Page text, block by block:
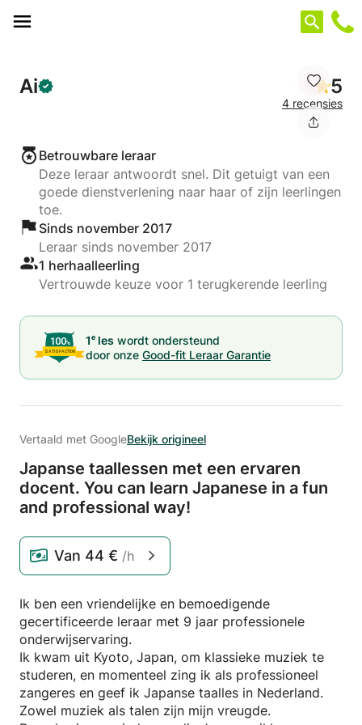
Ai 5
4 recensies
Betrouwbare leraar
Deze leraar antwoordt snel. Dit getuigt van een
goede dienstverlening naar haar of zijn leerlingen
toe.
Sinds november 2017
Leraar sinds november 2017
1 herhaalleerling
Vertrouwde keuze voor 1 terugkerende leerling
1e les wordt ondersteund
door onze Good-fit Leraar Garantie
Vertaald met GoogleBekijk origineel
Japanse taallessen met een ervaren
docent. You can learn Japanese in a fun
and professional way!
Van 44 € /h
Ik ben een vriendelijke en bemoedigende
gecertificeerde leraar met 9 jaar professionele
onderwijservaring.
Ik kwam uit Kyoto, Japan, om klassieke muziek te
studeren, en momenteel zing ik als professioneel
zangeres en geef ik Japanse taalles in Nederland.
Zowel muziek als talen zijn mijn vreugde.